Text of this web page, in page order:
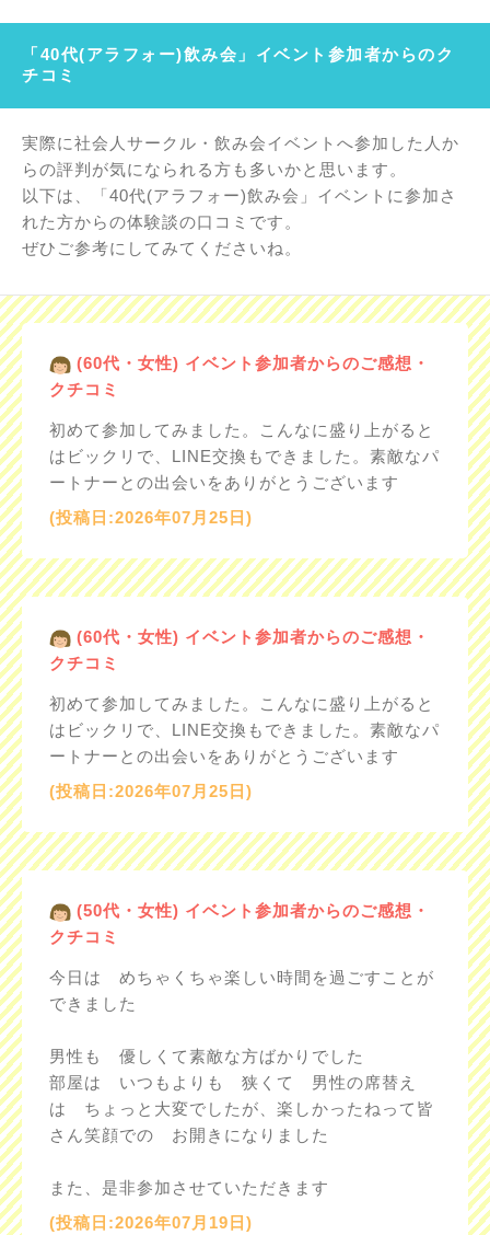
「40代(アラフォー)飲み会」イベント参加者からのク
チコミ
実際に社会人サークル・飲み会イベントへ参加した人か
らの評判が気になられる方も多いかと思います。
以下は、「40代(アラフォー)飲み会」イベントに参加さ
れた方からの体験談の口コミです。
ぜひご参考にしてみてくださいね。
(60代・女性) イベント参加者からのご感想・
クチコミ
初めて参加してみました。こんなに盛り上がると
はビックリで、LINE交換もできました。素敵なパ
ートナーとの出会いをありがとうございます
(投稿日:2026年07月25日)
(60代・女性) イベント参加者からのご感想・
クチコミ
初めて参加してみました。こんなに盛り上がると
はビックリで、LINE交換もできました。素敵なパ
ートナーとの出会いをありがとうございます
(投稿日:2026年07月25日)
(50代・女性) イベント参加者からのご感想・
クチコミ
今日は めちゃくちゃ楽しい時間を過ごすことが
できました
男性も 優しくて素敵な方ばかりでした
部屋は いつもよりも 狭くて 男性の席替え
は ちょっと大変でしたが、楽しかったねって皆
さん笑顔での お開きになりました
また、是非参加させていただきます
(投稿日:2026年07月19日)